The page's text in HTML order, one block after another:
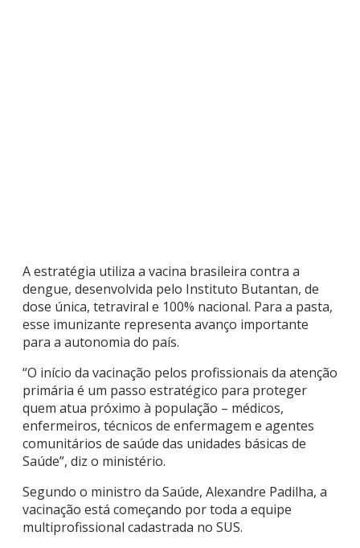
A estratégia utiliza a vacina brasileira contra a
dengue, desenvolvida pelo Instituto Butantan, de
dose única, tetraviral e 100% nacional. Para a pasta,
esse imunizante representa avanço importante
para a autonomia do país.
“O início da vacinação pelos profissionais da atenção
primária é um passo estratégico para proteger
quem atua próximo à população – médicos,
enfermeiros, técnicos de enfermagem e agentes
comunitários de saúde das unidades básicas de
Saúde”, diz o ministério.
Segundo o ministro da Saúde, Alexandre Padilha, a
vacinação está começando por toda a equipe
multiprofissional cadastrada no SUS.